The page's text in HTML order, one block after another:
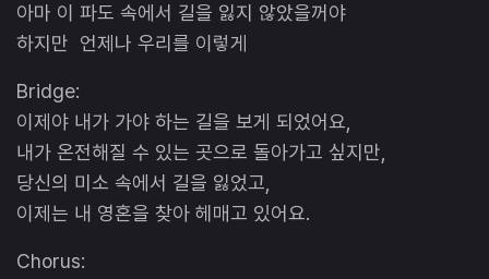
아마 이 파도 속에서 길을 잃지 않았을꺼야
하지만 언제나 우리를 이렇게
Bridge:
이제야 내가 가야 하는 길을 보게 되었어요,
내가 온전해질 수 있는 곳으로 돌아가고 싶지만,
당신의 미소 속에서 길을 잃었고,
이제는 내 영혼을 찾아 헤매고 있어요.
Chorus: